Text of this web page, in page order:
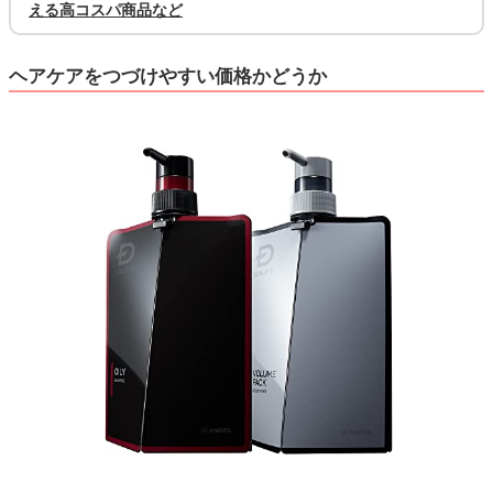
える高コスパ商品など
ヘアケアをつづけやすい価格かどうか